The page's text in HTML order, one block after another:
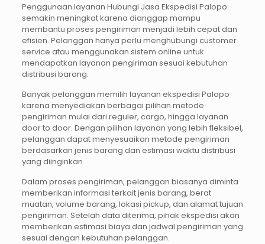
Penggunaan layanan Hubungi Jasa Ekspedisi Palopo
semakin meningkat karena dianggap mampu
membantu proses pengiriman menjadi lebih cepat dan
efisien. Pelanggan hanya perlu menghubungi customer
service atau menggunakan sistem online untuk
mendapatkan layanan pengiriman sesuai kebutuhan
distribusi barang.
Banyak pelanggan memilih layanan ekspedisi Palopo
karena menyediakan berbagai pilihan metode
pengiriman mulai dari reguler, cargo, hingga layanan
door to door. Dengan pilihan layanan yang lebih fleksibel,
pelanggan dapat menyesuaikan metode pengiriman
berdasarkan jenis barang dan estimasi waktu distribusi
yang diinginkan.
Dalam proses pengiriman, pelanggan biasanya diminta
memberikan informasi terkait jenis barang, berat
muatan, volume barang, lokasi pickup, dan alamat tujuan
pengiriman. Setelah data diterima, pihak ekspedisi akan
memberikan estimasi biaya dan jadwal pengiriman yang
sesuai dengan kebutuhan pelanggan.